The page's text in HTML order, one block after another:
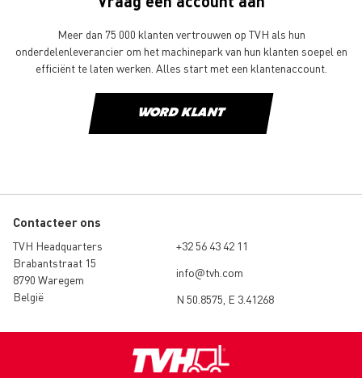
Meer dan 75 000 klanten vertrouwen op TVH als hun
onderdelenleverancier om het machinepark van hun klanten soepel en
efficiënt te laten werken. Alles start met een klantenaccount.
WORD KLANT
Contacteer ons
TVH Headquarters
Brabantstraat 15
8790 Waregem
België
+32 56 43 42 11
info@tvh.com
N 50.8575, E 3.41268